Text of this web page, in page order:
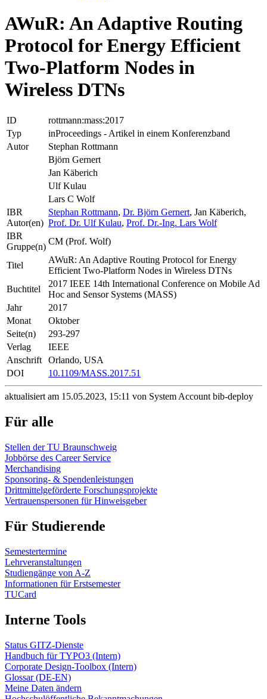
AWuR: An Adaptive Routing
Protocol for Energy Efficient
Two-Platform Nodes in
Wireless DTNs
ID
rottmann:mass:2017
Typ
inProceedings - Artikel in einem Konferenzband
Autor
Stephan Rottmann
Björn Gernert
Jan Käberich
Ulf Kulau
Lars C Wolf
IBR
Autor(en)
Stephan Rottmann, Dr. Björn Gernert, Jan Käberich,
Prof. Dr. Ulf Kulau, Prof. Dr.-Ing. Lars Wolf
IBR
Gruppe(n)
CM (Prof. Wolf)
Titel
AWuR: An Adaptive Routing Protocol for Energy
Efficient Two-Platform Nodes in Wireless DTNs
Buchtitel
2017 IEEE 14th International Conference on Mobile Ad
Hoc and Sensor Systems (MASS)
Jahr
2017
Monat
Oktober
Seite(n)
293-297
Verlag
IEEE
Anschrift
Orlando, USA
DOI
10.1109/MASS.2017.51
aktualisiert am 15.05.2023, 15:11 von System Account bib-deploy
Für alle
Stellen der TU Braunschweig
Jobbörse des Career Service
Merchandising
Sponsoring- & Spendenleistungen
Drittmittelgeförderte Forschungsprojekte
Vertrauenspersonen für Hinweisgeber
Für Studierende
Semestertermine
Lehrveranstaltungen
Studiengänge von A-Z
Informationen für Erstsemester
TUCard
Interne Tools
Status GITZ-Dienste
Handbuch für TYPO3 (Intern)
Corporate Design-Toolbox (Intern)
Glossar (DE-EN)
Meine Daten ändern